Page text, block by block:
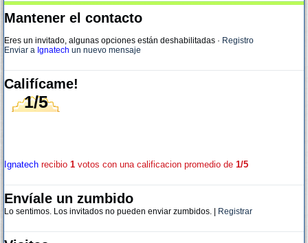
Mantener el contacto
Eres un invitado, algunas opciones están deshabilitadas · Registro
Enviar a Ignatech un nuevo mensaje
Califícame!
1/5
Ignatech recibio 1 votos con una calificacion promedio de 1/5
Envíale un zumbido
Lo sentimos. Los invitados no pueden enviar zumbidos. | Registrar